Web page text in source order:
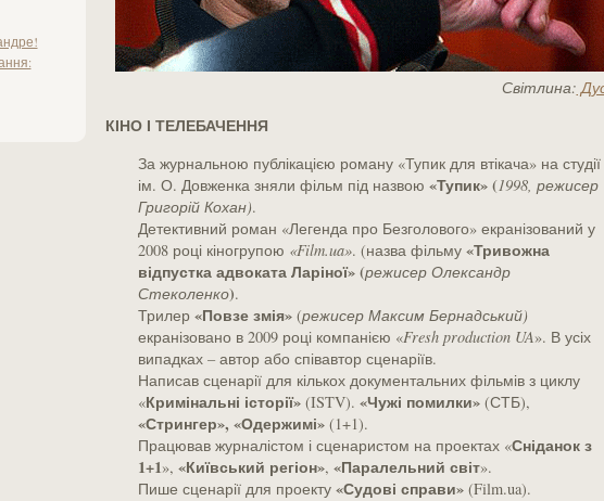
Світлина:
КІНО І ТЕЛЕБАЧЕННЯ
За журнальною публікацією роману «Тупик для втікача» на студії
ім. О. Довженка зняли фільм під назвою «Тупик» (1998, режисер
Григорій Кохан).
Детективний роман «Легенда про Безголового» екранізований у
2008 році кіногрупою «Film.ua». (назва фільму «Тривожна
відпустка адвоката Ларіної» (режисер Олександр
Стеколенко).
Трилер «Повзе змія»(режисер Максим Бернадський)
екранізовано в 2009 році компанією «Fresh production UA». В усіх
випадках – автор або співавтор сценаріїв.
Написав сценарії для кількох документальних фільмів з циклу
«Кримінальні історії»(ISTV). «Чужі помилки» (СТБ),
«Стрингер», «Одержимі» (1+1).
Працював журналістом і сценаристом на проектах «Сніданок з
1+1», «Київський регіон», «Паралельний світ».
Пише сценарії для проекту «Судові справи»(Film.ua).